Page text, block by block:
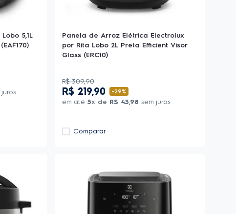
5,1L
Panela de Arroz Elétrica Electrolux
por Rita Lobo 2L Preta Efficient Visor
Glass (ERC10)
R$ 309,90
R$ 219,90 -29%
em até 5x de R$ 43,98 sem juros
Comparar